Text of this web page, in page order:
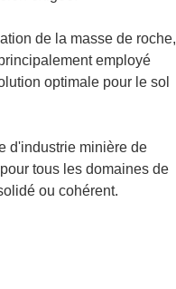
de la masse de roche,
employé
optimale pour le sol
d'industrie minière de
tous les domaines de
ou cohérent.